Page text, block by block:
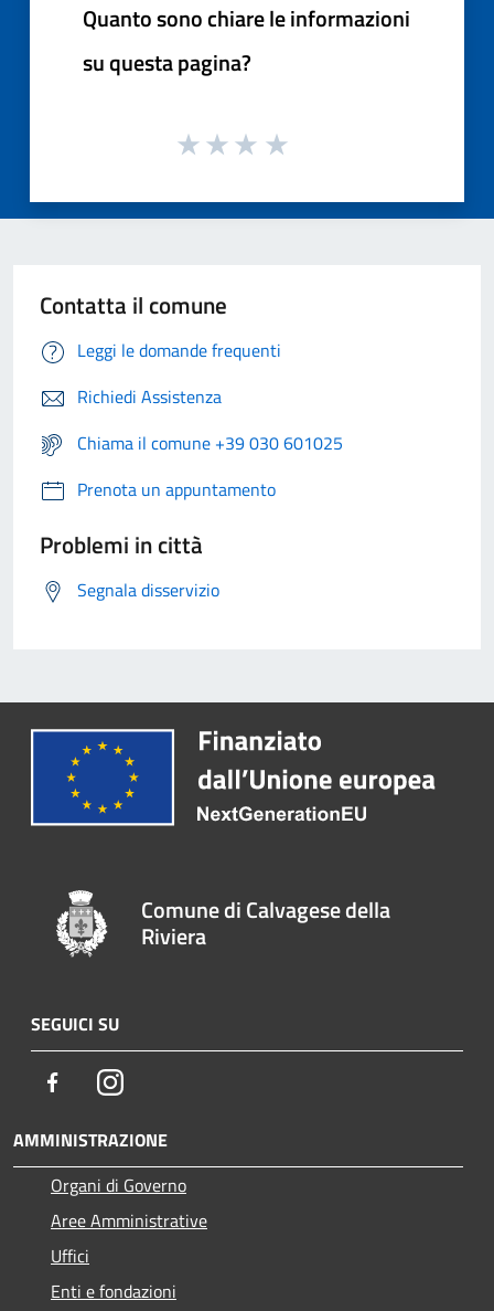
Quanto sono chiare le informazioni
su questa pagina?
Contatta il comune
Leggi le domande frequenti
Richiedi Assistenza
Chiama il comune +39 030 601025
Prenota un appuntamento
Problemi in città
Segnala disservizio
Comune di Calvagese della
Riviera
SEGUICI SU
FacebookInstagram
AMMINISTRAZIONE
Organi di Governo
Aree Amministrative
Uffici
Enti e fondazioni